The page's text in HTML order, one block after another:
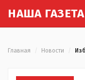
НАША ГАЗЕТА
Главная Новости